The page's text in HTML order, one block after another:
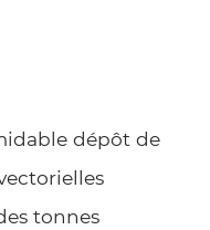
dépôt de
tonnes